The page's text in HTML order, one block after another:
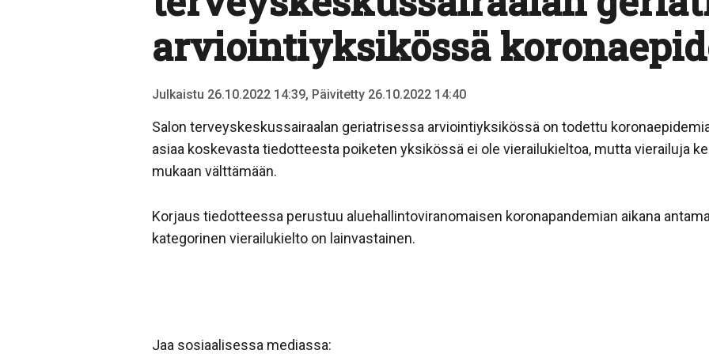
arviointiyksikössä
Julkaistu 26.10.2022 14:39, Päivitetty 26.10.2022 14:40
Salon terveyskeskussairaalan geriatrisessa arviointiyksikössä on todettu
asiaa koskevasta tiedotteesta poiketen yksikössä ei ole vierailukieltoa, mutta vierailuja
mukaan välttämään.
Korjaus tiedotteessa perustuu aluehallintoviranomaisen koronapandemian aikana
kategorinen vierailukielto on lainvastainen.
Jaa sosiaalisessa mediassa: